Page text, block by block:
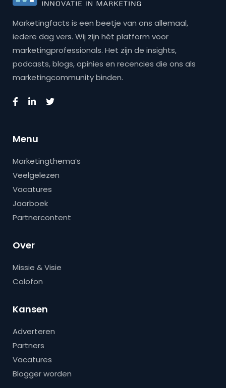
Marketingfacts is een beetje van ons allemaal,
iedere dag vers. Wij zijn hét platform voor
marketingprofessionals. Het zijn de insights,
podcasts, blogs, opinies en recencies die ons als
marketingcommunity binden.
Menu
Marketingthema’s
Veelgelezen
Vacatures
Jaarboek
Partnercontent
Over
Missie & Visie
Colofon
Kansen
Adverteren
Partners
Vacatures
Blogger worden